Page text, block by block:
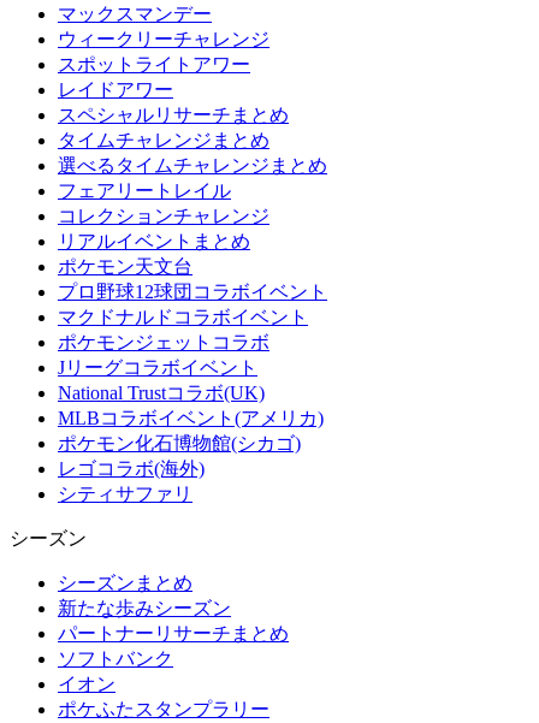
マックスマンデー
ウィークリーチャレンジ
スポットライトアワー
レイドアワー
スペシャルリサーチまとめ
タイムチャレンジまとめ
選べるタイムチャレンジまとめ
フェアリートレイル
コレクションチャレンジ
リアルイベントまとめ
ポケモン天文台
プロ野球12球団コラボイベント
マクドナルドコラボイベント
ポケモンジェットコラボ
Jリーグコラボイベント
National Trustコラボ(UK)
MLBコラボイベント(アメリカ)
ポケモン化石博物館(シカゴ)
レゴコラボ(海外)
シティサファリ
シーズン
シーズンまとめ
新たな歩みシーズン
パートナーリサーチまとめ
ソフトバンク
イオン
ポケふたスタンプラリー